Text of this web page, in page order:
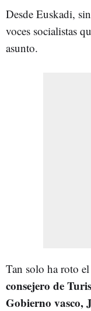
Desde Euskadi,
voces socialistas
asunto.
Tan solo ha roto
consejero de
Gobierno vasco,